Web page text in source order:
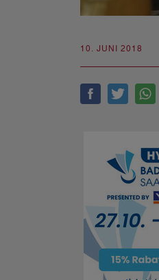
10. JUNI 2018